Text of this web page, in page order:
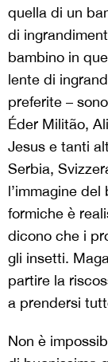
quella di un
di
bambino in
lente di
preferite –
Éder Militão,
Jesus e tanti
Serbia,
l’immagine
formiche è
dicono che i
gli insetti.
partire la
a prendersi
Non è